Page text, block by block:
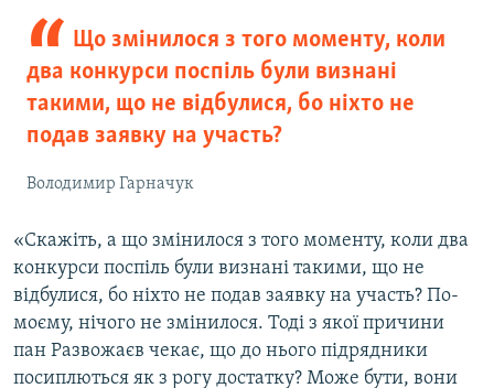
Що змінилося з того моменту, коли
два конкурси поспіль були визнані
такими, що не відбулися, бо ніхто не
подав заявку на участь?
Володимир Гарначук
«Скажіть, а що змінилося з того моменту, коли два
конкурси поспіль були визнані такими, що не
відбулися, бо ніхто не подав заявку на участь? По-
моєму, нічого не змінилося. Тоді з якої причини
пан Развожаєв чекає, що до нього підрядники
посиплються як з рогу достатку? Може бути, вони